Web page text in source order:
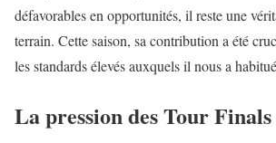
défavorables en opportunités, il reste une
terrain. Cette saison, sa contribution a été
les standards élevés auxquels il nous a
La pression des Tour Finals